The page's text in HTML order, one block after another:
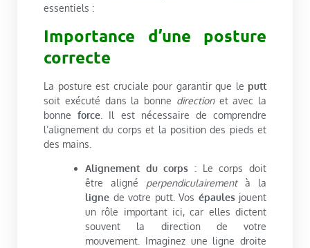
essentiels :
Importance d’une posture
correcte
La posture est cruciale pour garantir que le putt
soit exécuté dans la bonne directionet avec la
bonneforce . Il est nécessaire de comprendre
l’alignement du corps et la position des pieds et
des mains.
Alignement du corps : Le corps doit
être aligné perpendiculairementà la
ligne de votre putt. Vos épaulesjouent
un rôle important ici, car elles dictent
souvent la direction de votre
mouvement. Imaginez une ligne droite